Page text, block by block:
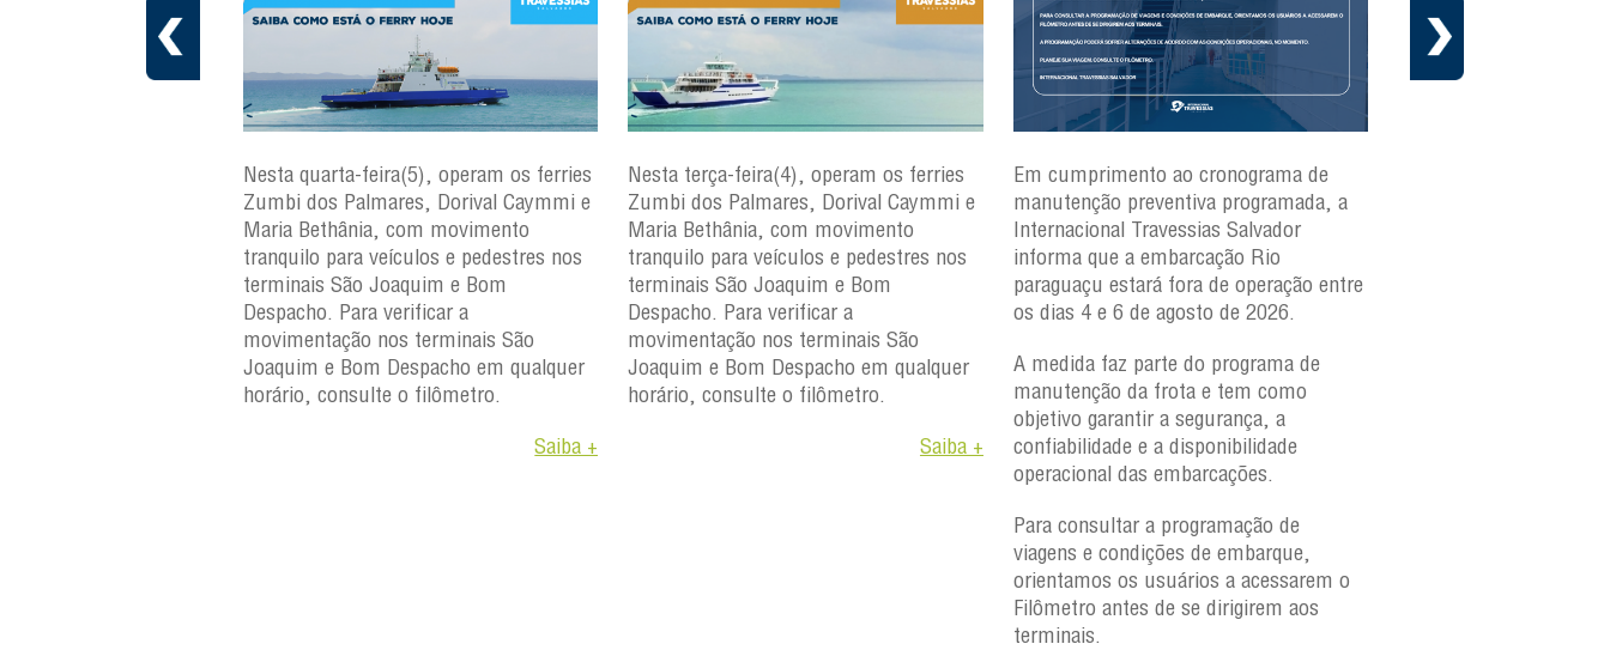
Nesta quarta-feira(5), operam os ferries
Zumbi dos Palmares, Dorival Caymmi e
Maria Bethânia, com movimento
tranquilo para veículos e pedestres nos
terminais São Joaquim e Bom
Despacho. Para verificar a
movimentação nos terminais São
Joaquim e Bom Despacho em qualquer
horário, consulte o filômetro.
Saiba +
Nesta terça-feira(4), operam os ferries
Zumbi dos Palmares, Dorival Caymmi e
Maria Bethânia, com movimento
tranquilo para veículos e pedestres nos
terminais São Joaquim e Bom
Despacho. Para verificar a
movimentação nos terminais São
Joaquim e Bom Despacho em qualquer
horário, consulte o filômetro.
Saiba +
Em cumprimento ao cronograma de
manutenção preventiva programada, a
Internacional Travessias Salvador
informa que a embarcação Rio
paraguaçu estará fora de operação entre
os dias 4 e 6 de agosto de 2026.
A medida faz parte do programa de
manutenção da frota e tem como
objetivo garantir a segurança, a
confiabilidade e a disponibilidade
operacional das embarcações.
Para consultar a programação de
viagens e condições de embarque,
orientamos os usuários a acessarem o
Filômetro antes de se dirigirem aos
terminais.